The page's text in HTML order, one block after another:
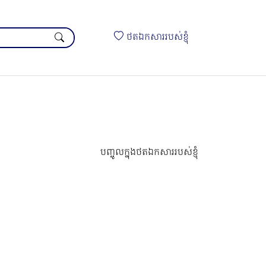
ថតឯកសាររបស់ខ្ញុំ
បញ្ចូលក្នុងថតឯកសាររបស់ខ្ញុំ